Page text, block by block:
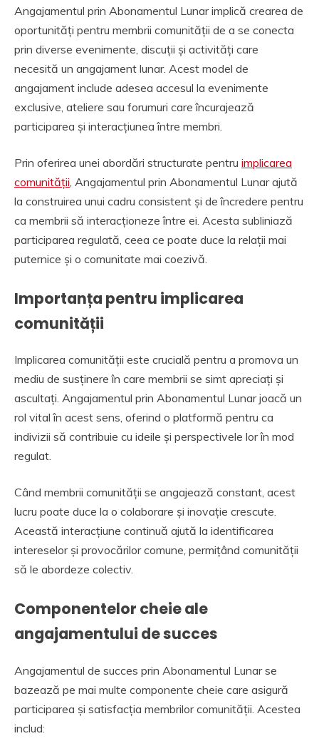
Angajamentul prin Abonamentul Lunar implică crearea de
oportunități pentru membrii comunității de a se conecta
prin diverse evenimente, discuții și activități care
necesită un angajament lunar. Acest model de
angajament include adesea accesul la evenimente
exclusive, ateliere sau forumuri care încurajează
participarea și interacțiunea între membri.
Prin oferirea unei abordări structurate pentru implicarea
comunității , Angajamentul prin Abonamentul Lunar ajută
la construirea unui cadru consistent și de încredere pentru
ca membrii să interacționeze între ei. Acesta subliniază
participarea regulată, ceea ce poate duce la relații mai
puternice și o comunitate mai coezivă.
Importanța pentru implicarea
comunității
Implicarea comunității este crucială pentru a promova un
mediu de susținere în care membrii se simt apreciați și
ascultați. Angajamentul prin Abonamentul Lunar joacă un
rol vital în acest sens, oferind o platformă pentru ca
indivizii să contribuie cu ideile și perspectivele lor în mod
regulat.
Când membrii comunității se angajează constant, acest
lucru poate duce la o colaborare și inovație crescute.
Această interacțiune continuă ajută la identificarea
intereselor și provocărilor comune, permițând comunității
să le abordeze colectiv.
Componentelor cheie ale
angajamentului de succes
Angajamentul de succes prin Abonamentul Lunar se
bazează pe mai multe componente cheie care asigură
participarea și satisfacția membrilor comunității. Acestea
includ: